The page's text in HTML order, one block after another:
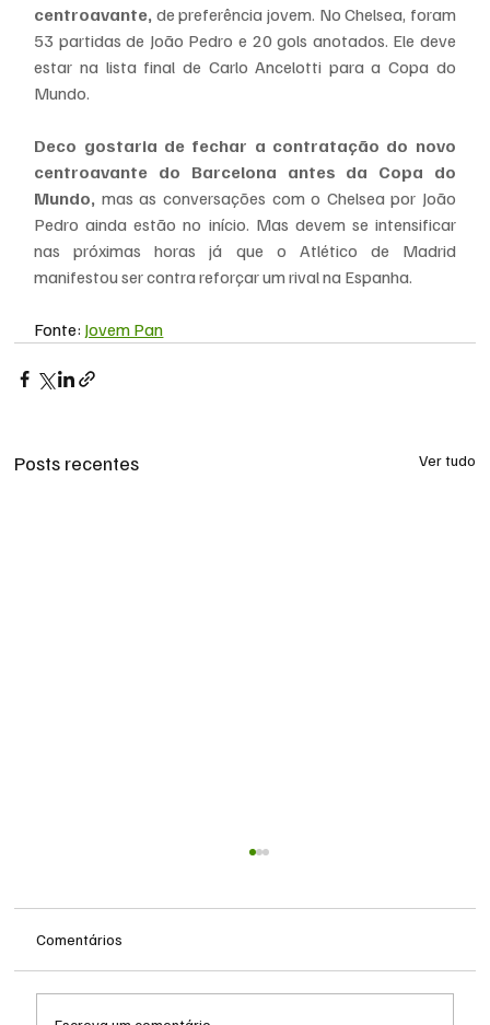
centroavante, de preferência jovem. No Chelsea, foram
53 partidas de João Pedro e 20 gols anotados. Ele deve
estar na lista final de Carlo Ancelotti para a Copa do
Mundo.
Deco gostaria de fechar a contratação do novo
centroavante do Barcelona antes da Copa do
Mundo, mas as conversações com o Chelsea por João
Pedro ainda estão no início. Mas devem se intensificar
nas próximas horas já que o Atlético de Madrid
manifestou ser contra reforçar um rival na Espanha.
Fonte: Jovem Pan
Posts recentes Ver tudo
Comentários